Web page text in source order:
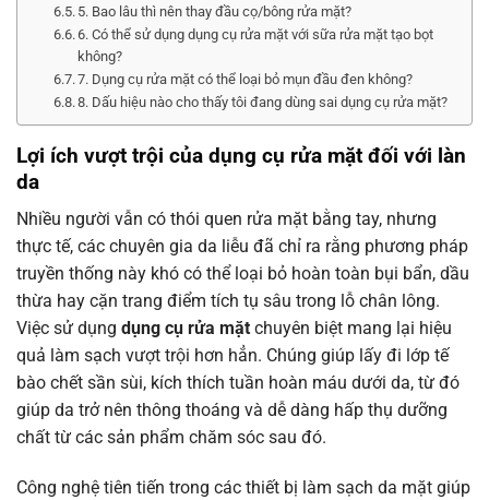
5. Bao lâu thì nên thay đầu cọ/bông rửa mặt?
6. Có thể sử dụng dụng cụ rửa mặt với sữa rửa mặt tạo bọt
không?
7. Dụng cụ rửa mặt có thể loại bỏ mụn đầu đen không?
8. Dấu hiệu nào cho thấy tôi đang dùng sai dụng cụ rửa mặt?
Lợi ích vượt trội của dụng cụ rửa mặt đối với làn
da
Nhiều người vẫn có thói quen rửa mặt bằng tay, nhưng
thực tế, các chuyên gia da liễu đã chỉ ra rằng phương pháp
truyền thống này khó có thể loại bỏ hoàn toàn bụi bẩn, dầu
thừa hay cặn trang điểm tích tụ sâu trong lỗ chân lông.
Việc sử dụng dụng cụ rửa mặt chuyên biệt mang lại hiệu
quả làm sạch vượt trội hơn hẳn. Chúng giúp lấy đi lớp tế
bào chết sần sùi, kích thích tuần hoàn máu dưới da, từ đó
giúp da trở nên thông thoáng và dễ dàng hấp thụ dưỡng
chất từ các sản phẩm chăm sóc sau đó.
Công nghệ tiên tiến trong các thiết bị làm sạch da mặt giúp